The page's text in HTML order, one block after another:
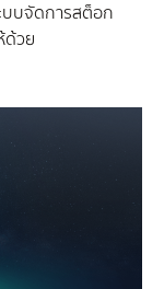
บบจัดการสต็อก
ด้วย